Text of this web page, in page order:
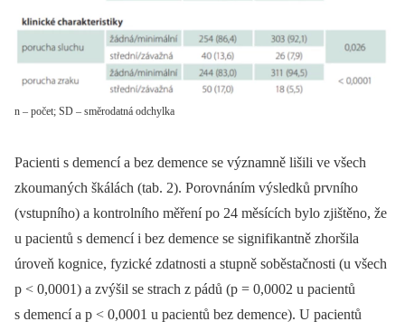
n – počet; SD – směrodatná odchylka
Pacienti s demencí a bez demence se významně lišili ve všech
zkoumaných škálách (tab. 2). Porovnáním výsledků prvního
(vstupního) a kontrolního měření po 24 měsících bylo zjištěno, že
u pacientů s demencí i bez demence se signifikantně zhoršila
úroveň kognice, fyzické zdatnosti a stupně soběstačnosti (u všech
p < 0,0001) a zvýšil se strach z pádů (p = 0,0002 u pacientů
s demencí a p < 0,0001 u pacientů bez demence). U pacientů